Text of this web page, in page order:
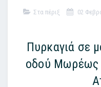
Στα πέριξ 02
Πυρκαγιά σε
οδού Μωρέως